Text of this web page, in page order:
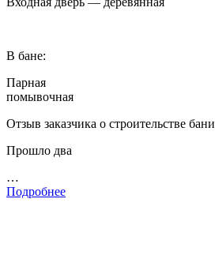
В бане:
Парная
помывочная
Отзыв заказчика о строительстве бани
Прошло два
…
Подробнее